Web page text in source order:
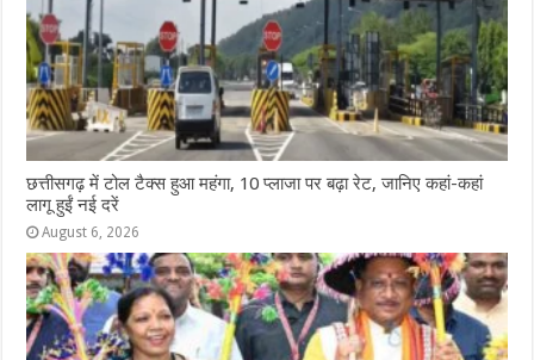
छत्तीसगढ़ में टोल टैक्स हुआ महंगा, 10 प्लाजा पर बढ़ा रेट, जानिए कहां-कहां
लागू हुईं नई दरें
August 6, 2026